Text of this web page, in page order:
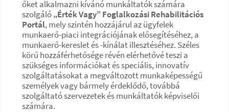
őket alkalmazni kívánó munkáltatók számára
szolgáló„Érték Vagy” Foglalkozási Rehabilitációs
Portál, mely szintén hozzájárul az ügyfelek
munkaerő-piaci integrációjának elősegítéséhez, a
munkaerő-kereslet és -kínálat illesztéséhez. Széles
körű hozzáférhetősége révén elérhetővé teszi a
szükséges információkat és speciális, innovatív
szolgáltatásokat a megváltozott munkaképességű
személyek vagy bármely érdeklődő, továbbá
szolgáltató szervezetek és munkáltatók képviselői
számára.